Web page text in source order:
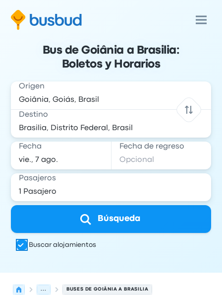
Bus de Goiânia a Brasilia:
Boletos y Horarios
Origen
Destino
Fecha Fecha de regreso
Pasajeros
Búsqueda
Buscar alojamientos
... BUSES DE GOIÂNIA A BRASILIA